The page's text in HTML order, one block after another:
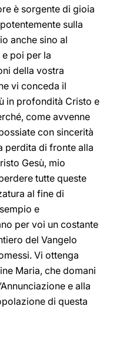
è sorgente di gioia
sulla
anche sino al
poi per la
della vostra
vi conceda il
in profondità Cristo e
come avvenne
con sincerità
perdita di fronte alla
Gesù, mio
tutte queste
al fine di
e
per voi un costante
del Vangelo
Vi ottenga
Maria, che domani
e alla
di questa